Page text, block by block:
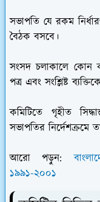
সভাপতি যে রকম
বৈঠক বসবে।
সংসদ চলাকালে কোন
পত্র এবং সংশ্লিষ্ট
কমিটিতে গৃহীত
সভাপতির নির্দেশক্রমে
আরো পড়ুন:
১৯৯১-২০০১